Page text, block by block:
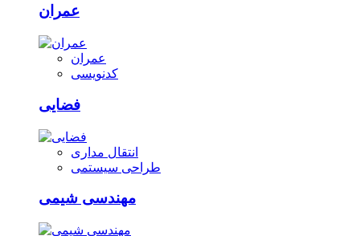
عمران
عمران
کدنویسی
فضایی
انتقال مداری
طراحی سیستمی
مهندسی شیمی